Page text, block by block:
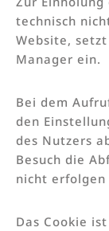
technisch
Website,
Manager ein.
Bei dem
den
des Nutzers
Besuch die
nicht erfolgen
Das Cookie